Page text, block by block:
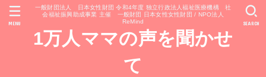
一般財団法人 日本女性財団 令和4年度 独立行政法人福祉医療機構 社
会福祉振興助成事業 主催 一般財団 日本女性女性財団 / NPO法人
ReMind
1万人ママの声を聞かせ
て
SEARCH
MENU